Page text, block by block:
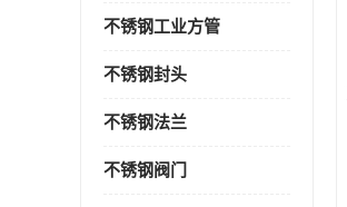
不锈钢工业方管
不锈钢封头
不锈钢法兰
不锈钢阀门